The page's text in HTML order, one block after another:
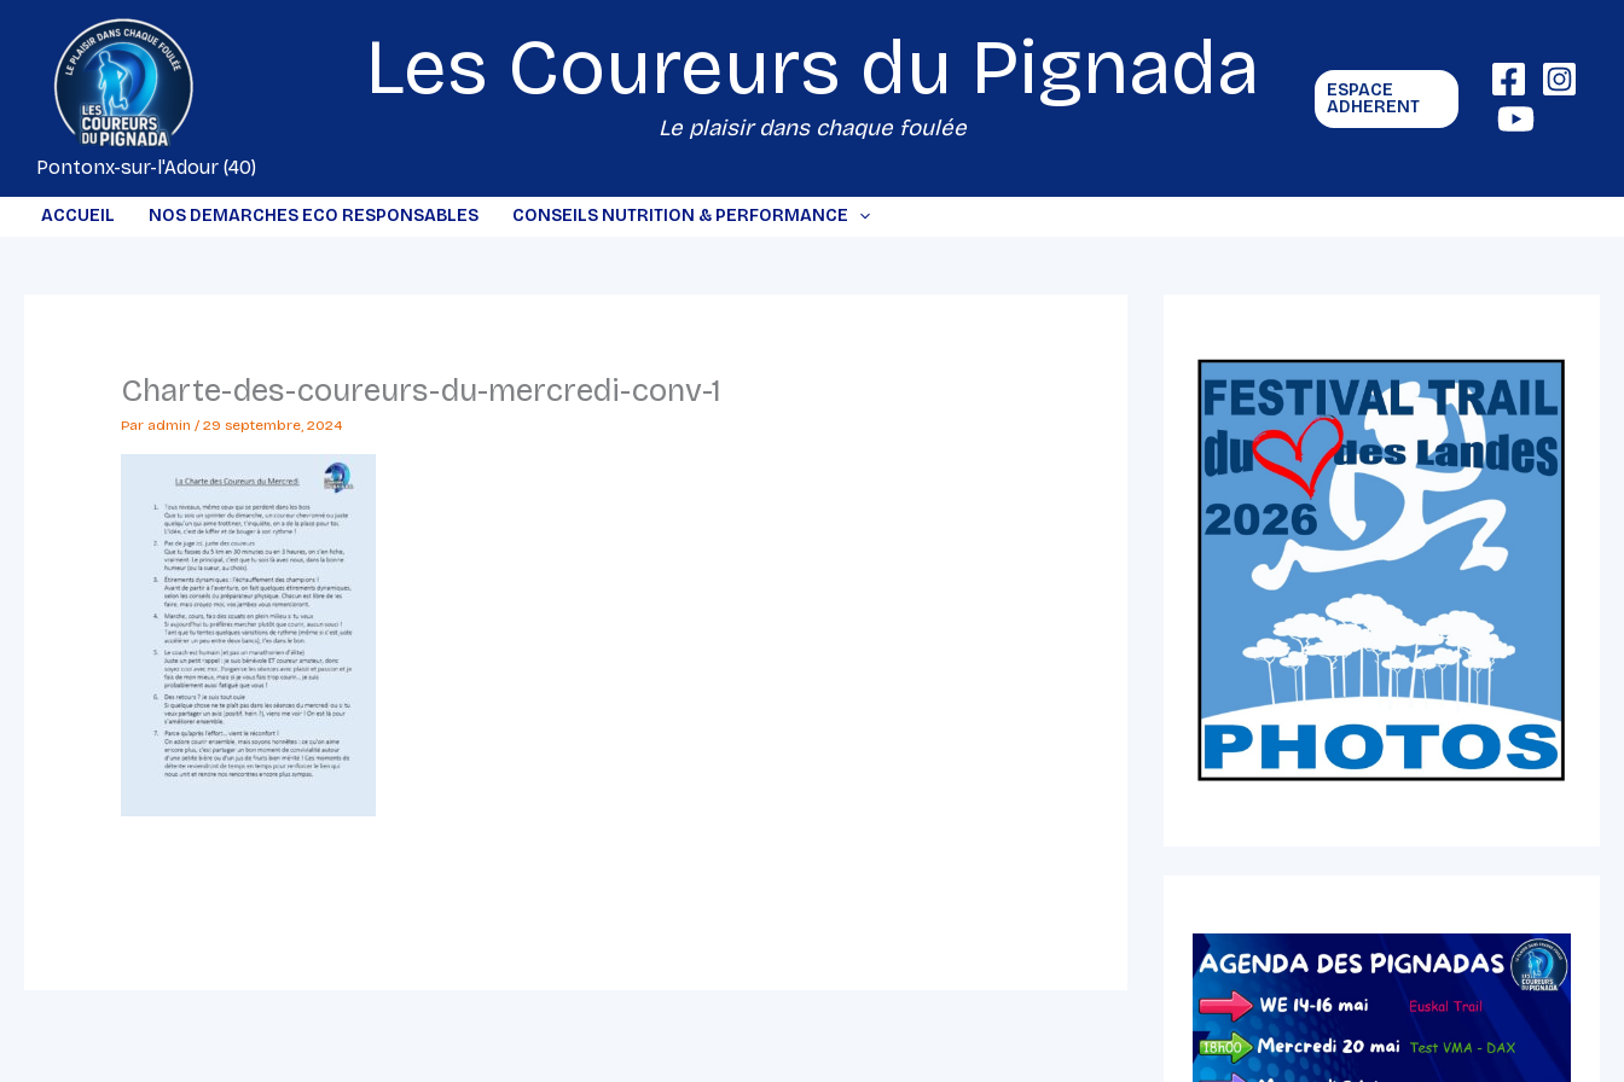
contenu
Pontonx-sur-l'Adour (40)
Les Coureurs du Pignada
Le plaisir dans chaque foulée
ESPACE
ADHERENT
ACCUEIL NOS DEMARCHES ECO RESPONSABLES CONSEILS NUTRITION & PERFORMANCE
Charte-des-coureurs-du-mercredi-conv-1
Par admin/29 septembre, 2024